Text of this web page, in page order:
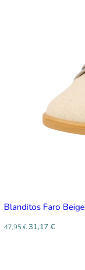
Blanditos Faro Beige
47,95€ 31,17 €